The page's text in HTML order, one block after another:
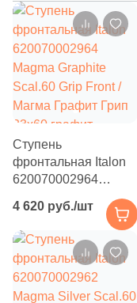
Ступень
фронтальная Italon
620070002964
Scal.60 Grip Front /
Магма Графит Грип
33x60 графит
структурированная
под камень
4 620 руб./шт